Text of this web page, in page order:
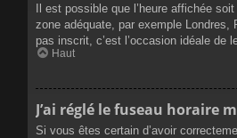
Il est possible que l’heure affichée
zone adéquate, par exemple Londres,
pas inscrit, c’est l’occasion idéale de
Haut
J’ai réglé le fuseau horaire
Si vous êtes certain d’avoir